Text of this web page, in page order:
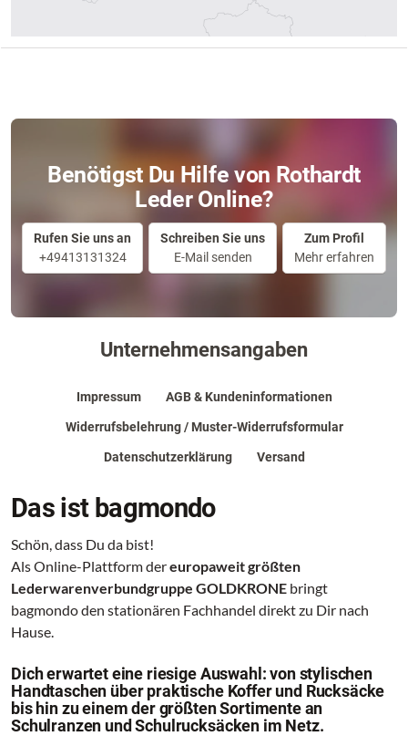
Benötigst Du Hilfe von Rothardt
Leder Online?
Rufen Sie uns an
+49413131324
Schreiben Sie uns
E-Mail senden
Zum Profil
Mehr erfahren
Unternehmensangaben
Impressum AGB & Kundeninformationen
Widerrufsbelehrung / Muster-Widerrufsformular
Datenschutzerklärung Versand
Das ist bagmondo
Schön, dass Du da bist!
Als Online-Plattform dereuropaweit größten
Lederwarenverbundgruppe GOLDKRONE bringt
bagmondo den stationären Fachhandel direkt zu Dir nach
Hause.
Dich erwartet eine riesige Auswahl: von stylischen
Handtaschen über praktische Koffer und Rucksäcke
bis hin zu einem der größten Sortimente an
Schulranzen und Schulrucksäcken im Netz.